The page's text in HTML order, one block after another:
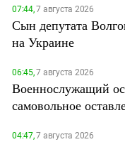
07:44,7 августа 2026
Сын депутата
на Украине
06:45,7 августа 2026
Военнослужащий
самовольное
04:47,7 августа 2026